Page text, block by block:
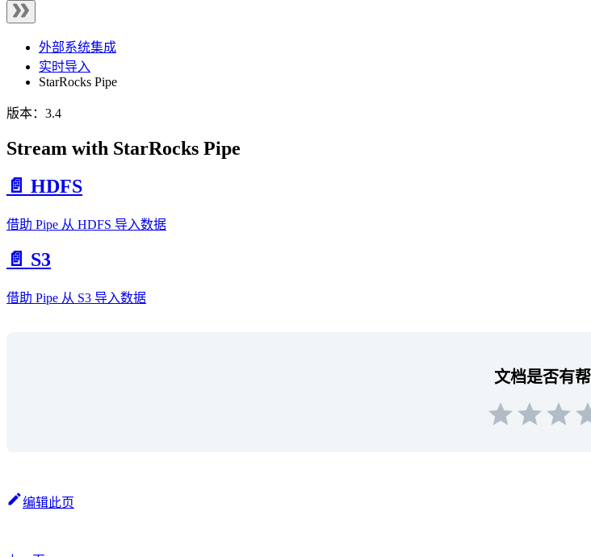
外部系统集成
实时导入
StarRocks Pipe
版本：3.4
Stream with StarRocks Pipe
📄️ HDFS
借助 Pipe 从 HDFS 导入数据
📄️ S3
借助 Pipe 从 S3 导入数据
文档是否有帮
编辑此页